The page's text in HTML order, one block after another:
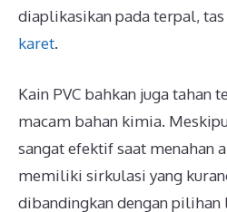
diaplikasikan pada terpal, tas
karet.
Kain PVC bahkan juga tahan
macam bahan kimia.
sangat efektif saat menahan
memiliki sirkulasi yang
dibandingkan dengan pilihan